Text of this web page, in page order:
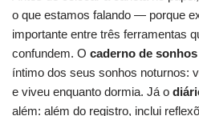
o que estamos falando — porque
importante entre três ferramentas
confundem. O caderno de sonhos
íntimo dos seus sonhos noturnos:
e viveu enquanto dormia. Já o
além: além do registro, inclui